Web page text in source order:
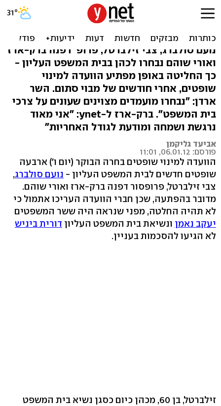
הפתעה: נבחרו ארבעה
שופטים חדשים לעליון
נועם סולברג, צבי זילברטל, פרופ' דפנה ברק-ארז
ואורי שוהם נבחרו לכהן בבית המשפט העליון -
כך החליטה באופן מפתיע הוועדה למינוי
שופטים, אחרי חודשים של מבוי סתום. השר
ארדן: "נבחרו מועמדים מצוינים שעונים על צרכי
בית המשפט". ברק-ארז ל-ynet: "אני מאוד
נרגשת ושמחה ומודעת לגודל האחריות"
אביעד גליקמן
פורסם: 06.01.12, 11:01
הוועדה למינוי שופטים בחרה הבוקר (יום ו') ארבעה
שופטים חדשים לבית המשפט העליון - נועם סולברג,
צבי זילברטל, פרופסור דפנה ברק-ארז ואורי שוהם.
מדובר בהפתעה, שכן חברי הוועדה העריכו אתמול כי
לא תהיה החלטה, מפני שנראה היה ששר המשפטים
יעקב נאמן ונשיאת בית המשפט העליון דורית ביניש
לא הגיעו להסכמות בעניין.
זילברטל, בן 60, מכהן כיום כסגן נשיא בית המשפט